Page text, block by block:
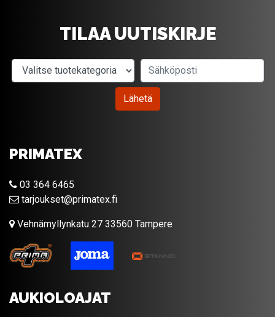
TILAA UUTISKIRJE
Valitse tuotekategoria
Lähetä
PRIMATEX
03 364 6465
tarjoukset@primatex.fi
Vehnämyllynkatu 27 33560 Tampere
AUKIOLOAJAT